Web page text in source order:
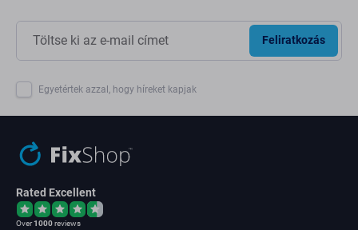
Feliratkozás
Egyetértek azzal, hogy híreket kapjak
Rated Excellent
Over1000reviews